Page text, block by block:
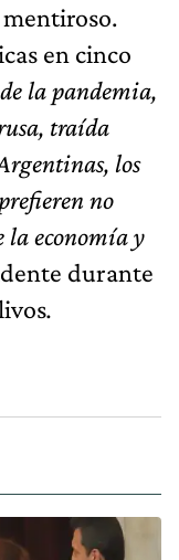
en cinco
la pandemia,
traída
los
no
la economía y
durante
.